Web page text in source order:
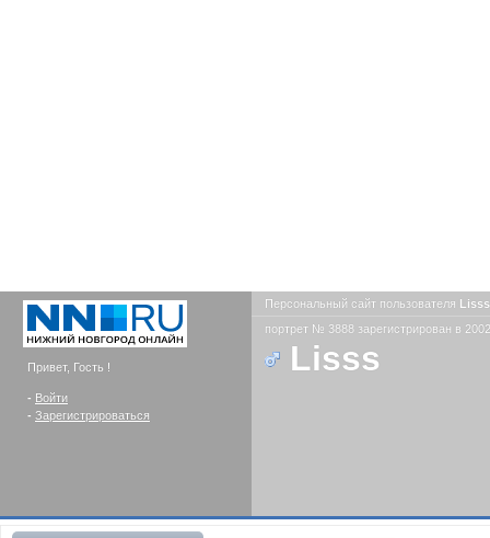
Привет, Гость !
- Войти
- Зарегистрироваться
Персональный сайт пользователя
портрет № 3888 зарегистрирован в
Lisss